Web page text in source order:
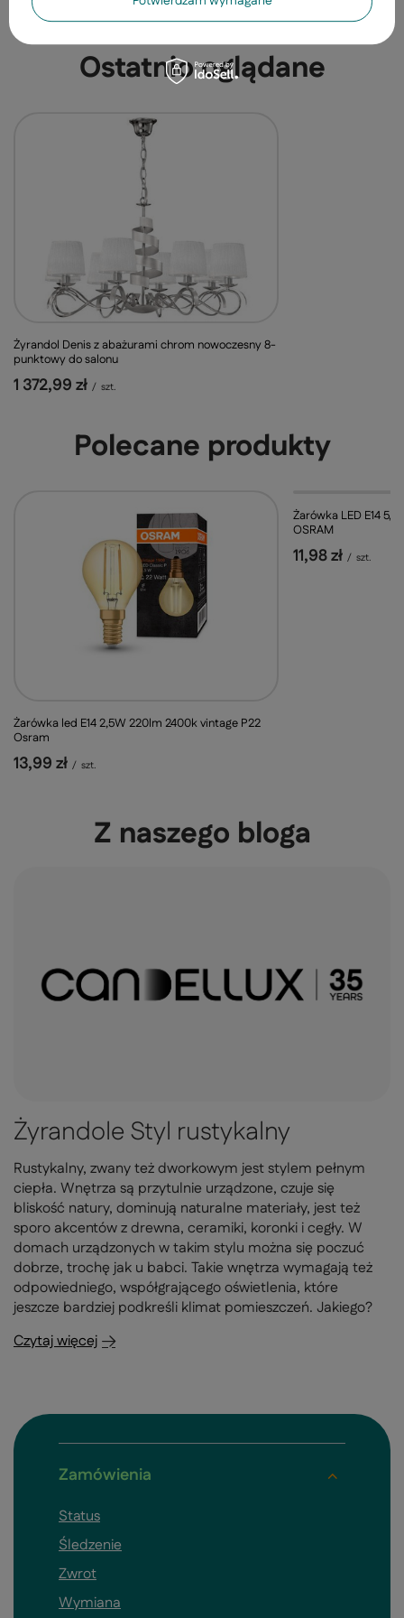
688,99 zł
Ostatnio oglądane
Żyrandol Denis z abażurami chrom nowoczesny 8-
punktowy do salonu
1 372,99 zł / szt.
Polecane produkty
Żarówka led E14 2,5W 220lm 2400k vintage P22
Osram
13,99 zł / szt.
Żarówka LED E14
OSRAM
11,98 zł / szt.
Z naszego bloga
Żyrandole Styl rustykalny
Rustykalny, zwany też dworkowym jest stylem pełnym
ciepła. Wnętrza są przytulnie urządzone, czuje się
bliskość natury, dominują naturalne materiały, jest też
sporo akcentów z drewna, ceramiki, koronki i cegły. W
domach urządzonych w takim stylu można się poczuć
dobrze, trochę jak u babci. Takie wnętrza wymagają też
odpowiedniego, współgrającego oświetlenia, które
jeszcze bardziej podkreśli klimat pomieszczeń. Jakiego?
Czytaj więcej
Zamówienia
Status
Śledzenie
Zwrot
Wymiana